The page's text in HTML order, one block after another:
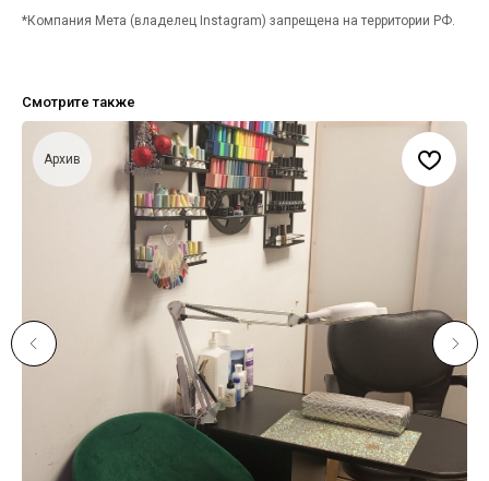
*Компания Мета (владелец Instagram) запрещена на территории РФ.
Смотрите также
Архив